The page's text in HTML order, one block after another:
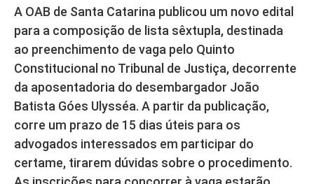
A OAB de Santa Catarina publicou um novo edital
para a composição de lista sêxtupla, destinada
ao preenchimento de vaga pelo Quinto
Constitucional no Tribunal de Justiça, decorrente
da aposentadoria do desembargador João
Batista Góes Ulysséa. A partir da publicação,
corre um prazo de 15 dias úteis para os
advogados interessados em participar do
certame, tirarem dúvidas sobre o procedimento.